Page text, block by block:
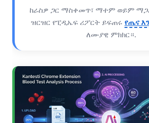
ከራስዎ ጋር ማስቀመጥ፣ ማተም ወይም
ዝርዝር የፒዲኤፍ ሪፖርት ይፍጠሩ የጤና
ለሙያዊ ምክክር።.
עִבְרִית
Italiano
Español
Português